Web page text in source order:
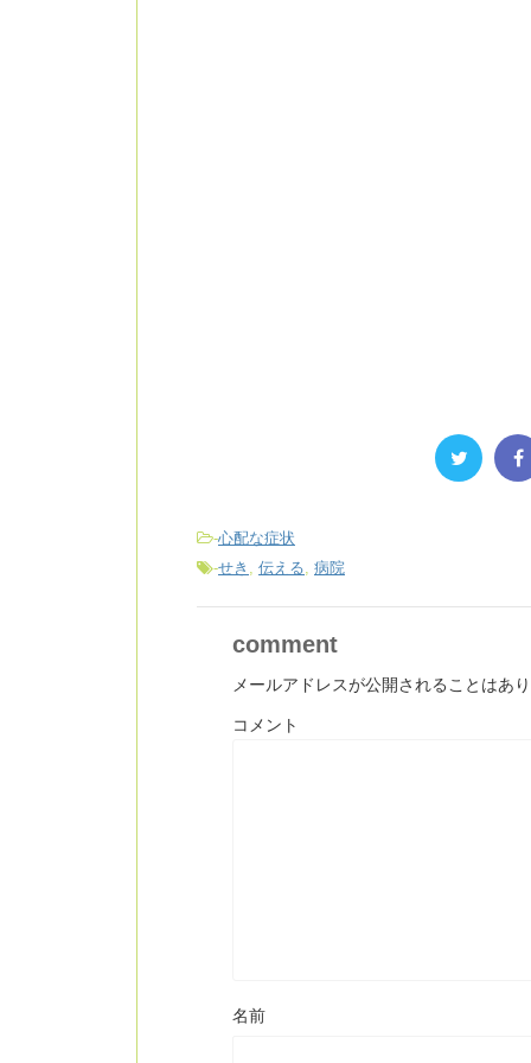
-心配な症状
-せき , 伝える, 病院
comment
メールアドレスが公開されることはあ
コメント
名前